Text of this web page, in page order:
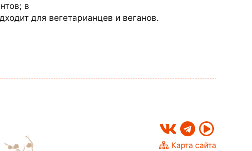
в
для вегетарианцев и веганов.
Карта сайта